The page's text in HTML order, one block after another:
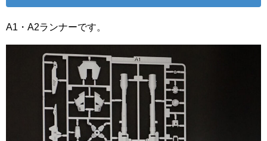
A1・A2ランナーです。